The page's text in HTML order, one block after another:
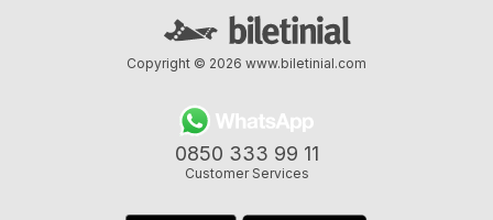
0850 333 99 11
Customer Services
Copyright © 2026 www.biletinial.com